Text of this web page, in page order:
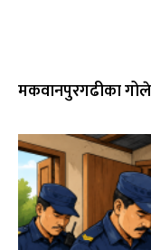
मकवानपुरगढीका